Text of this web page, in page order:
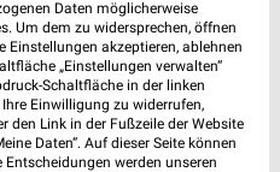
Düsseldorf
Daten möglicherweise
Um dem zu widersprechen, öffnen
Einstellungen akzeptieren, ablehnen
„Einstellungen verwalten“
Schaltfläche in der linken
Einwilligung zu widerrufen,
den Link in der Fußzeile der Website
Daten“. Auf dieser Seite können
werden unseren